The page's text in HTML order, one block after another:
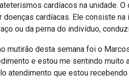
cardíacos na unidade.
cardíacas. Ele consiste
ou da perna do indivíduo,
mutirão desta semana foi o
e estou me sentindo muito
atendimento que estou recebendo